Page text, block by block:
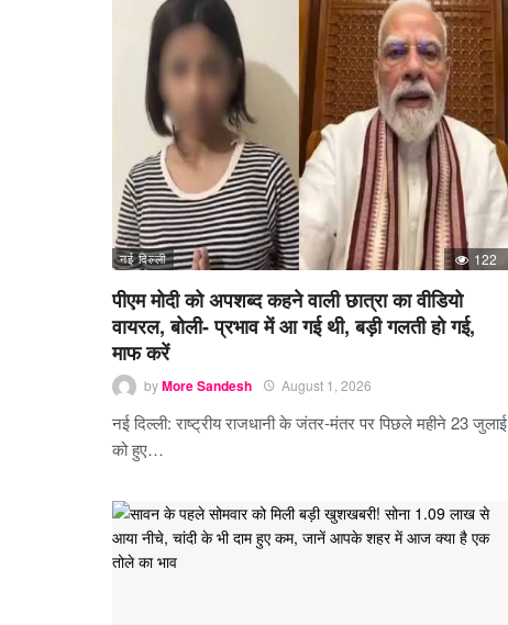
नई दिल्ली 122
पीएम मोदी को अपशब्द कहने वाली छात्रा का वीडियो
वायरल, बोली- प्रभाव में आ गई थी, बड़ी गलती हो गई,
माफ करें
byMore Sandesh August 1, 2026
नई दिल्ली: राष्ट्रीय राजधानी के जंतर-मंतर पर पिछले महीने 23 जुलाई
को हुए…